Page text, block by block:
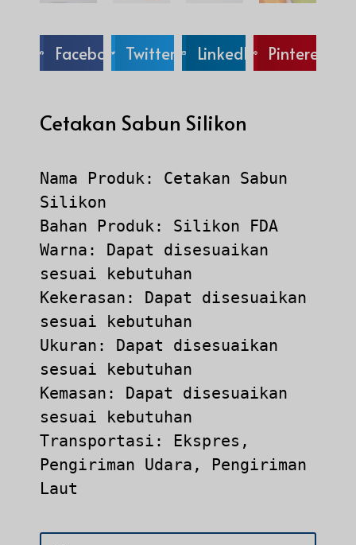
Facebook Twitter LinkedIn Pinterest
Cetakan Sabun Silikon
Nama Produk: Cetakan Sabun
Silikon
Bahan Produk: Silikon FDA
Warna: Dapat disesuaikan
sesuai kebutuhan
Kekerasan: Dapat disesuaikan
sesuai kebutuhan
Ukuran: Dapat disesuaikan
sesuai kebutuhan
Kemasan: Dapat disesuaikan
sesuai kebutuhan
Transportasi: Ekspres,
Pengiriman Udara, Pengiriman
Laut